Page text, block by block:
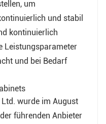
um
und stabil
kontinuierlich
Leistungsparameter
und bei Bedarf
wurde im August
führenden Anbieter